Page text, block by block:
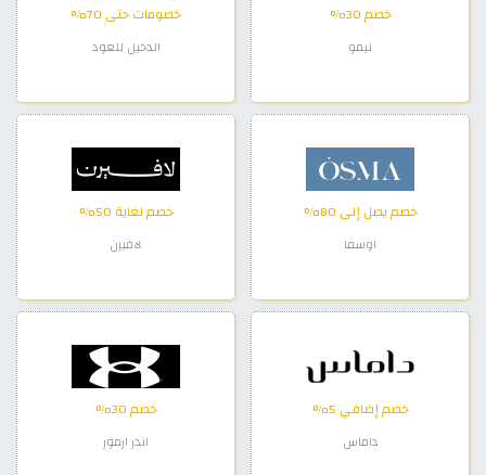
خصم 30%
تيمو
خصومات حتى 70%
الدخيل للعود
خصم يصل إلى 80%
اوسما
خصم لغاية 50%
لافيرن
خصم إضافي 5%
داماس
خصم 30%
اندر ارمور